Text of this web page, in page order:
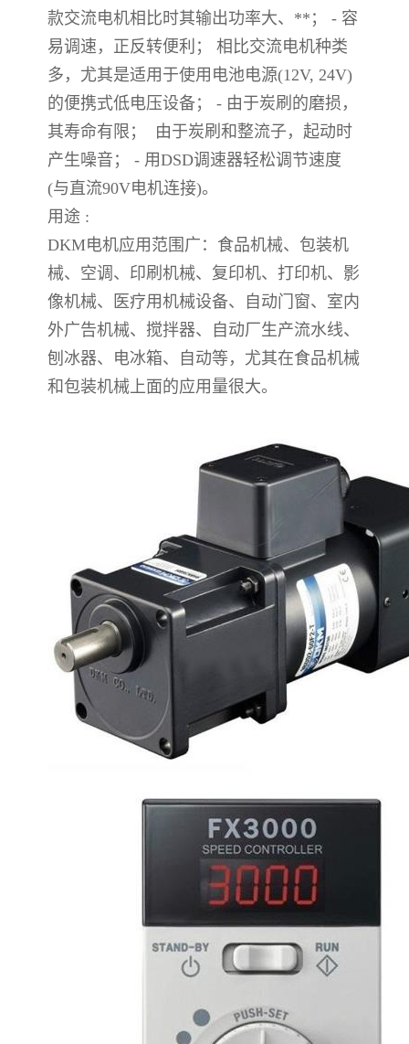
款交流电机相比时其输出功率大、**； - 容
易调速，正反转便利； 相比交流电机种类
多，尤其是适用于使用电池电源(12V, 24V)
的便携式低电压设备； - 由于炭刷的磨损，
其寿命有限； 由于炭刷和整流子，起动时
产生噪音； - 用DSD调速器轻松调节速度
(与直流90V电机连接)。
用途 :
DKM电机应用范围广：食品机械、包装机
械、空调、印刷机械、复印机、打印机、影
像机械、医疗用机械设备、自动门窗、室内
外广告机械、搅拌器、自动厂生产流水线、
刨冰器、电冰箱、自动等，尤其在食品机械
和包装机械上面的应用量很大。